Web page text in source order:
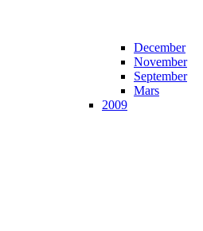
December
November
September
Mars
2009